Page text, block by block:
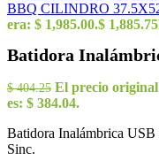
BBQ CILINDRO
era: $ 1,985.00.$ 1,885.75
Batidora
$404.25 El precio
es: $ 384.04.
Batidora Inalámbrica
Sinc.